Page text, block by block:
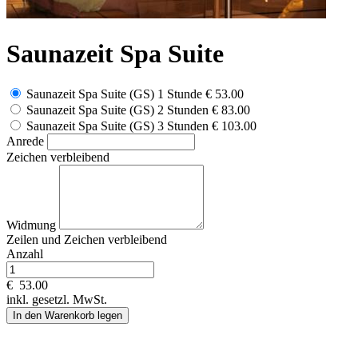
Saunazeit Spa Suite
Saunazeit Spa Suite (GS) 1 Stunde € 53.00
Saunazeit Spa Suite (GS) 2 Stunden € 83.00
Saunazeit Spa Suite (GS) 3 Stunden € 103.00
Anrede
Zeichen verbleibend
Widmung
Zeilen und Zeichen verbleibend
Anzahl
€ 53.00
inkl. gesetzl. MwSt.
In den Warenkorb legen